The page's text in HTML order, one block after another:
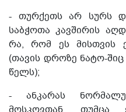
- თურქეთს არ სურს
საბჭოთა კავშირის
რა, რომ ეს მისთვის
(თავის დროზე ნატო-შიც
წელს);
- ანკარას
მოსკოვთან.